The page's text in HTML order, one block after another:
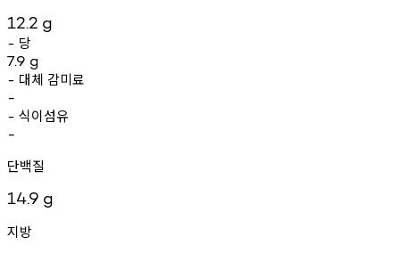
12.2 g
- 당
7.9 g
- 대체 감미료
-
- 식이섬유
-
단백질
14.9 g
지방